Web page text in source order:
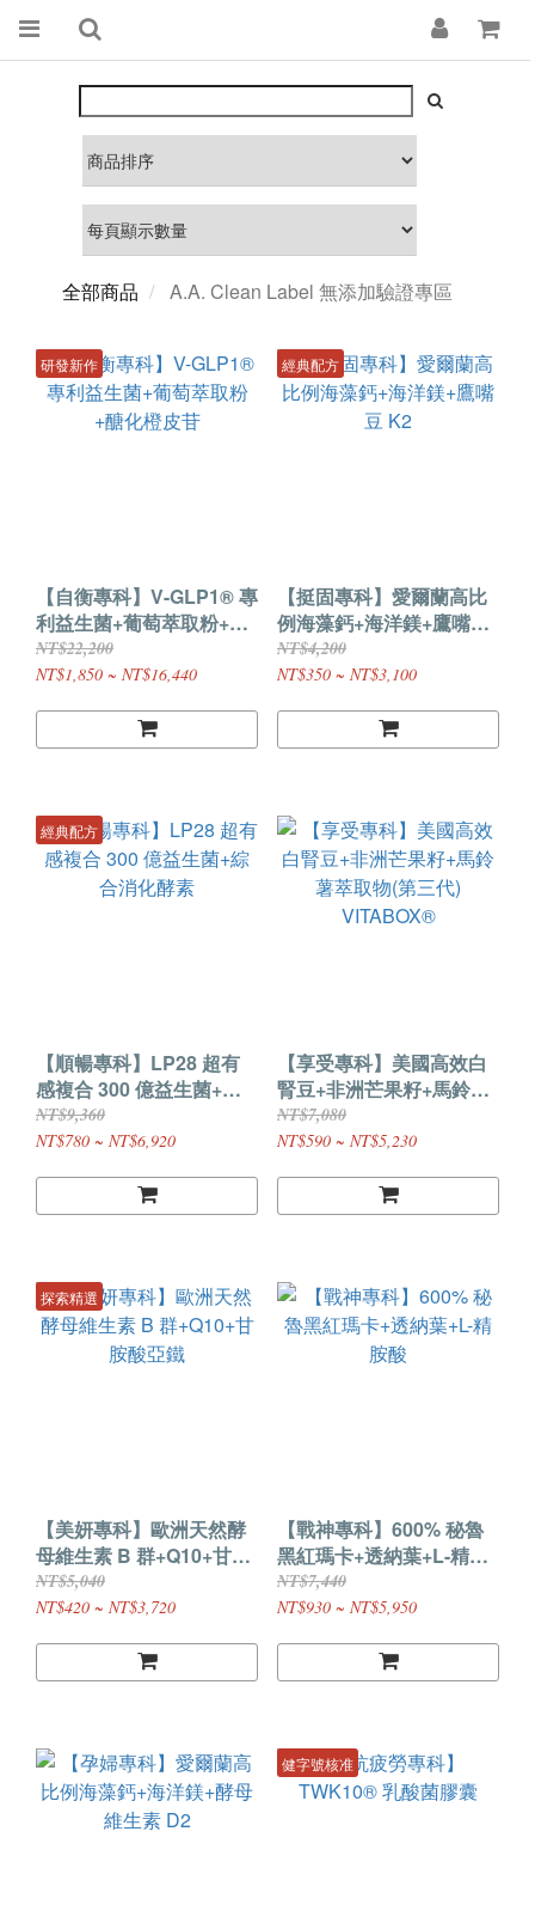
全部商品 A.A. Clean Label 無添加驗證專區
研發新作
【自衡專科】V-GLP1® 專
利益生菌+葡萄萃取粉+醣
化橙皮苷
NT$22,200
NT$1,850 ~ NT$16,440
經典配方
【挺固專科】愛爾蘭高比
例海藻鈣+海洋鎂+鷹嘴豆
K2
NT$4,200
NT$350 ~ NT$3,100
經典配方
【順暢專科】LP28 超有
感複合 300 億益生菌+綜
合消化酵素
NT$9,360
NT$780 ~ NT$6,920
【享受專科】美國高效白
腎豆+非洲芒果籽+馬鈴薯
萃取物(第三代)
VITABOX®
NT$7,080
NT$590 ~ NT$5,230
探索精選
【美妍專科】歐洲天然酵
母維生素 B 群+Q10+甘胺
酸亞鐵
NT$5,040
NT$420 ~ NT$3,720
【戰神專科】600% 秘魯
黑紅瑪卡+透納葉+L-精胺
酸
NT$7,440
NT$930 ~ NT$5,950
健字號核准